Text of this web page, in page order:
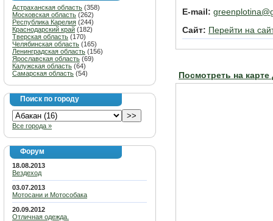
Астраханская область (358)
Московская область (262)
Республика Карелия (244)
Краснодарский край (182)
Тверская область (170)
Челябинская область (165)
Ленинградская область (156)
Ярославская область (69)
Калужская область (64)
Самарская область (54)
Поиск по городу
Все города »
Форум
18.08.2013
Вездеход
03.07.2013
Мотосани и Мотособака
20.09.2012
Отличная одежда.
E-mail:
Сайт: Перейти на
Посмотреть на